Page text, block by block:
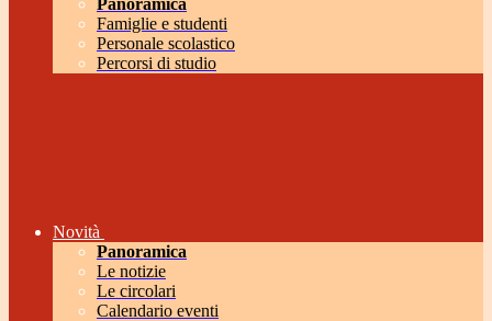
Panoramica
Famiglie e studenti
Personale scolastico
Percorsi di studio
Novità
Panoramica
Le notizie
Le circolari
Calendario eventi